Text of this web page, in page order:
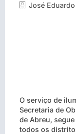
José Eduardo
O serviço de
Secretaria de
de Abreu,
todos os